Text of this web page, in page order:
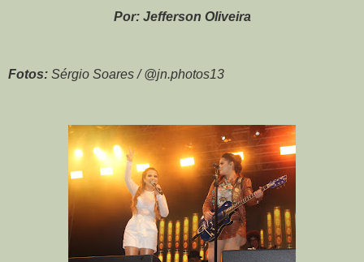
Por: Jefferson Oliveira
Fotos: Sérgio Soares / @jn.photos13